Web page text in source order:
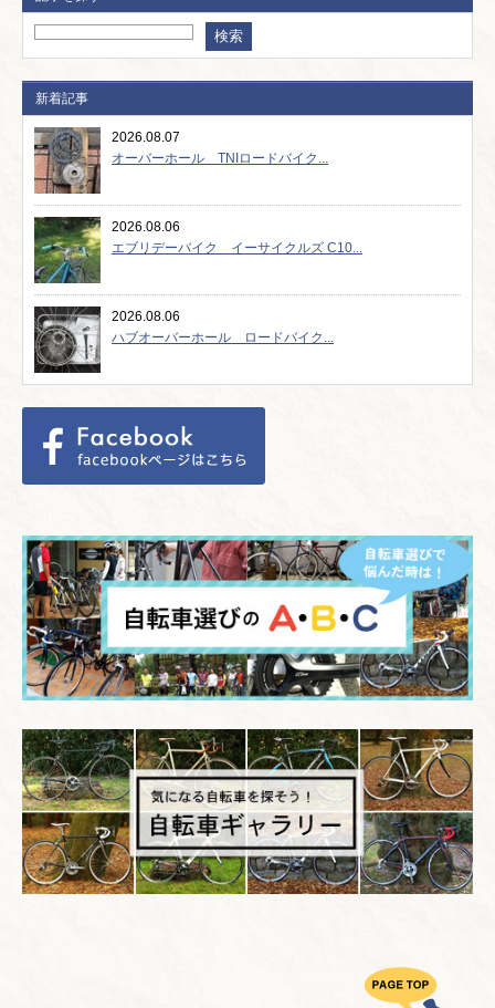
新着記事
2026.08.07
オーバーホール TNIロードバイク...
2026.08.06
エブリデーバイク イーサイクルズ C10...
2026.08.06
ハブオーバーホール ロードバイク...